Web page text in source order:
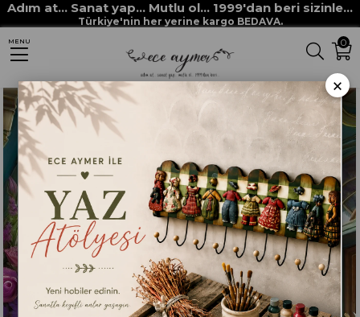
Adım at... Sanat yap... Mutlu ol... 1999'dan beri sizinle...
Türkiye'nin her yerine kargo BEDAVA.
0
MENU
Anasayfa DEKUPAJ KAĞITLARI ECE AYMER DEKUPAJ / PİRİNÇ KAĞITLARI
ECE AYMER ÖZEL KAĞITLAR AKŞAM YEMEĞİ
×